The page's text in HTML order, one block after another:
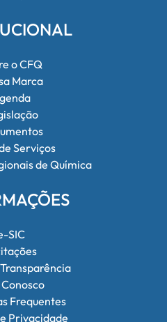
o CFQ
Marca
Serviços
de Química
SIC
Frequentes
Privacidade